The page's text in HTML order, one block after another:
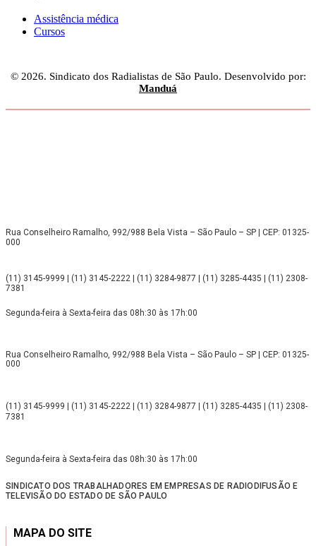
Assistência médica
Cursos
© 2026. Sindicato dos Radialistas de São Paulo. Desenvolvido por:
Manduá
Rua Conselheiro Ramalho, 992/988 Bela Vista – São Paulo – SP | CEP: 01325-
000
(11) 3145-9999 | (11) 3145-2222 | (11) 3284-9877 | (11) 3285-4435 | (11) 2308-
7381
Segunda-feira à Sexta-feira das 08h:30 às 17h:00
Rua Conselheiro Ramalho, 992/988 Bela Vista – São Paulo – SP | CEP: 01325-
000
(11) 3145-9999 | (11) 3145-2222 | (11) 3284-9877 | (11) 3285-4435 | (11) 2308-
7381
Segunda-feira à Sexta-feira das 08h:30 às 17h:00
SINDICATO DOS TRABALHADORES EM EMPRESAS DE RADIODIFUSÃO E
TELEVISÃO DO ESTADO DE SÃO PAULO
MAPA DO SITE